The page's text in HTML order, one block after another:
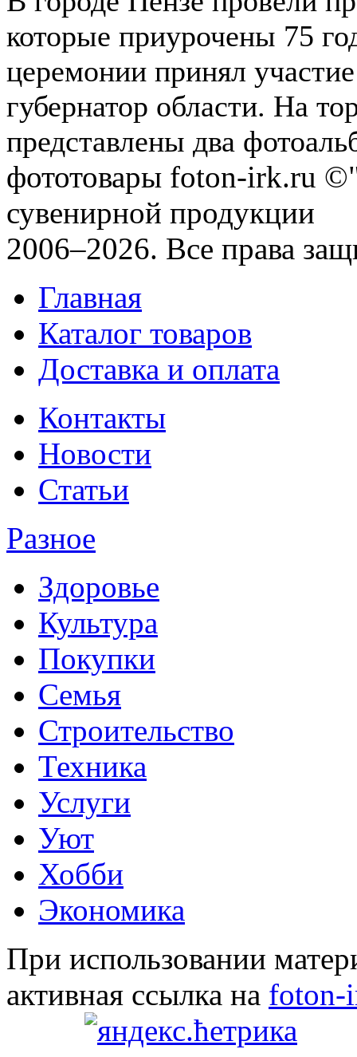
которые приурочены 75
церемонии принял
губернатор области. На
представлены два
фототовары foton-irk.ru
сувенирной продукции
2006–2026. Все права
Главная
Каталог товаров
Доставка и оплата
Контакты
Новости
Статьи
Разное
Здоровье
Культура
Покупки
Семья
Строительство
Техника
Услуги
Уют
Хобби
Экономика
При использовании
активная ссылка на foton-